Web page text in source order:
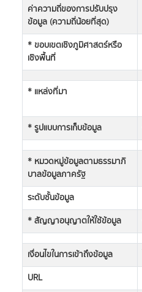
ค่าความถี่ของการปรับปรุง
ข้อมูล (ความถี่น้อยที่สุด)
* ขอบเขตเชิงภูมิศาสตร์หรือ
เชิงพื้นที่
* แหล่งที่มา
* รูปแบบการเก็บข้อมูล
* หมวดหมู่ข้อมูลตามธรรมาภิ
บาลข้อมูลภาครัฐ
ระดับชั้นข้อมูล
* สัญญาอนุญาตให้ใช้ข้อมูล
เงื่อนไขในการเข้าถึงข้อมูล
URL